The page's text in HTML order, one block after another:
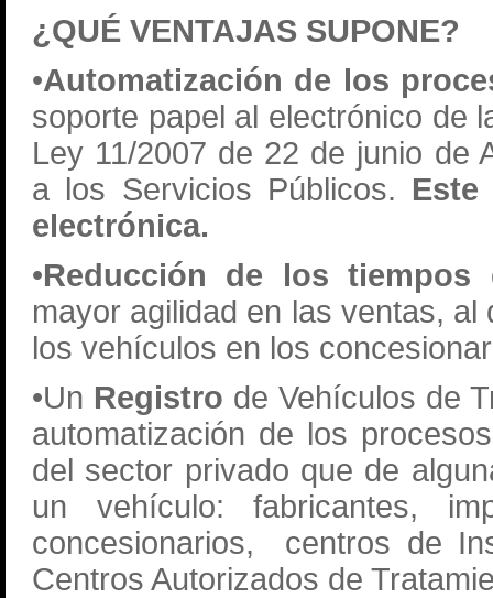
¿QUÉ VENTAJAS SUPONE?
•Automatización de los
soporte papel al electrónico de
Ley 11/2007 de 22 de junio de
a los Servicios Públicos.
electrónica.
•Reducción de los tiempos
mayor agilidad en las ventas,
los vehículos en los
•Un Registro de Vehículos de
automatización de los
del sector privado que de
un vehículo: fabricantes,
concesionarios, centros de
Centros Autorizados de